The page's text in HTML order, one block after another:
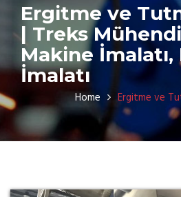
Ergitme ve
| Treks
Makine İmalatı,
İmalatı
Home Ergitme ve